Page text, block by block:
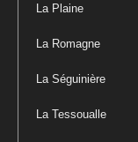
La Plaine
La Romagne
La Séguinière
La Tessoualle